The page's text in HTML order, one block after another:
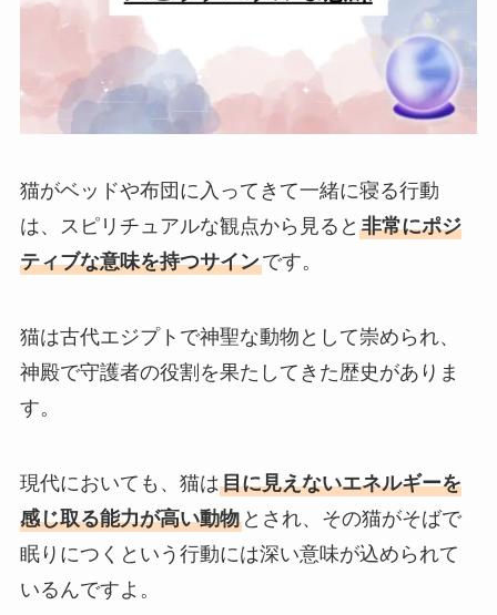
猫がベッドや布団に入ってきて一緒に寝る行動
は、スピリチュアルな観点から見ると 非常にポジ
ティブな意味を持つサインです。
猫は古代エジプトで神聖な動物として崇められ、
神殿で守護者の役割を果たしてきた歴史がありま
す。
現代においても、猫は目に見えないエネルギーを
感じ取る能力が高い動物とされ、その猫がそばで
眠りにつくという行動には深い意味が込められて
いるんですよ。